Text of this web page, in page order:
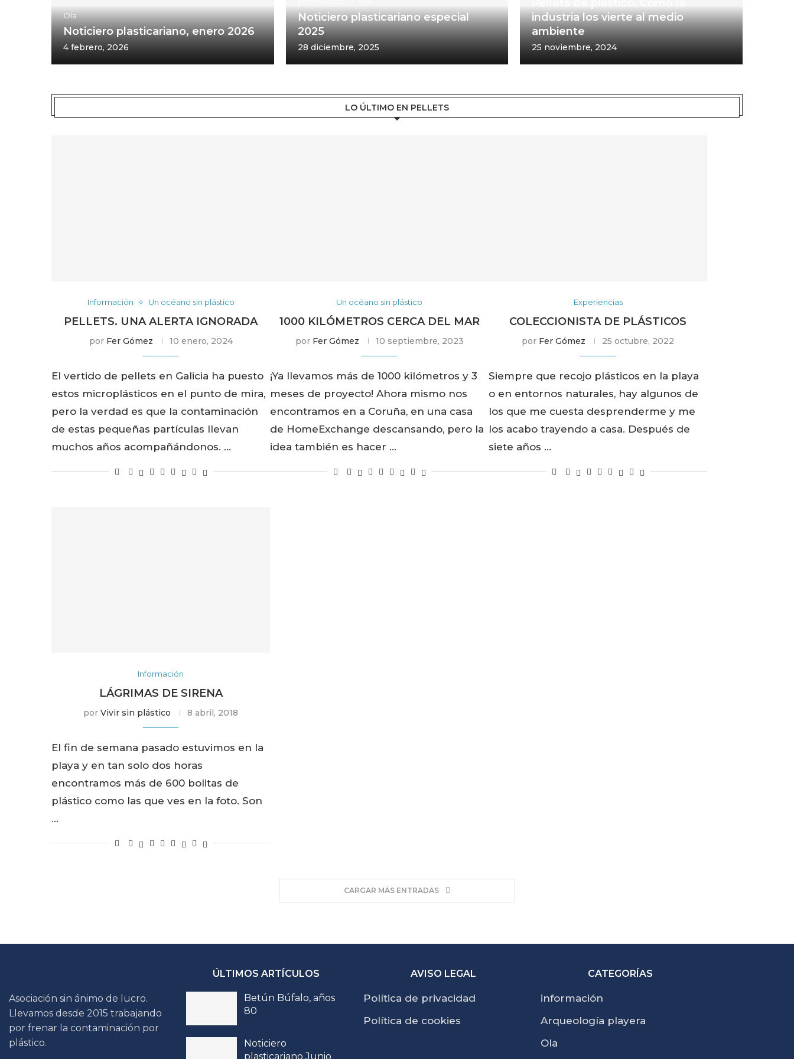
Ola
Noticiero plasticariano, enero 2026
4 febrero, 2026
Noticiero plasticariano especial
2025
28 diciembre, 2025
industria los vierte al medio
ambiente
25 noviembre, 2024
LO ÚLTIMO EN PELLETS
Información Un océano sin plástico
PELLETS. UNA ALERTA IGNORADA
por Fer Gómez 10 enero, 2024
El vertido de pellets en Galicia ha puesto
estos microplásticos en el punto de mira,
pero la verdad es que la contaminación
de estas pequeñas partículas llevan
muchos años acompañándonos. …
Un océano sin plástico
1000 KILÓMETROS CERCA DEL MAR
por Fer Gómez 10 septiembre, 2023
¡Ya llevamos más de 1000 kilómetros y 3
meses de proyecto! Ahora mismo nos
encontramos en a Coruña, en una casa
de HomeExchange descansando, pero la
idea también es hacer …
Experiencias
COLECCIONISTA DE PLÁSTICOS
por Fer Gómez 25 octubre, 2022
Siempre que recojo plásticos en la playa
o en entornos naturales, hay algunos de
los que me cuesta desprenderme y me
los acabo trayendo a casa. Después de
siete años …
Información
LÁGRIMAS DE SIRENA
por Vivir sin plástico 8 abril, 2018
El fin de semana pasado estuvimos en la
playa y en tan solo dos horas
encontramos más de 600 bolitas de
plástico como las que ves en la foto. Son
…
CARGAR MÁS ENTRADAS
Asociación sin ánimo de lucro.
Llevamos desde 2015 trabajando
por frenar la contaminación por
plástico.
ÚLTIMOS ARTÍCULOS
Betún Búfalo, años
80
Noticiero
plasticariano Junio
AVISO LEGAL
Política de privacidad
Política de cookies
CATEGORÍAS
información
Arqueología playera
Ola